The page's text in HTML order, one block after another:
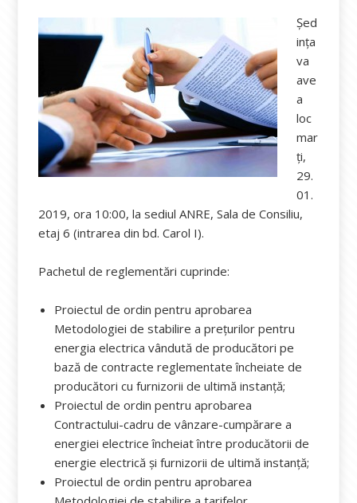
Șed
ința
va
ave
a
loc
mar
ți,
29.
01.
2019, ora 10:00, la sediul ANRE, Sala de Consiliu,
etaj 6 (intrarea din bd. Carol I).
Pachetul de reglementări cuprinde:
Proiectul de ordin pentru aprobarea
Metodologiei de stabilire a preţurilor pentru
energia electrica vândută de producători pe
bază de contracte reglementate încheiate de
producători cu furnizorii de ultimă instanță;
Proiectul de ordin pentru aprobarea
Contractului-cadru de vânzare-cumpărare a
energiei electrice încheiat între producătorii de
energie electrică și furnizorii de ultimă instanță;
Proiectul de ordin pentru aprobarea